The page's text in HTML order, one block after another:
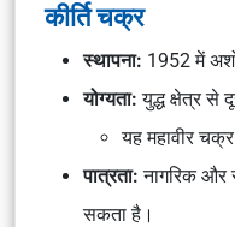
कीर्ति चक्र
स्थापना: 1952 में
योग्यता: युद्ध क्षेत्र से
यह महावीर
पात्रता: नागरिक और
सकता है।